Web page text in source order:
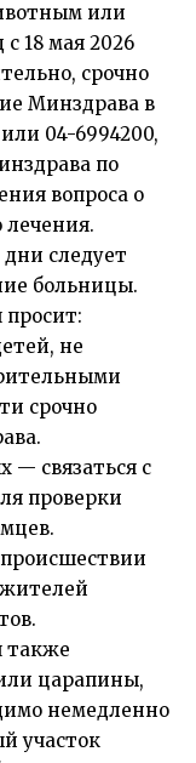
или
18 мая 2026
срочно
Минздрава в
04-6994200,
по
вопроса о
лечения.
следует
больницы.
не
срочно
— связаться с
проверки
также
царапины,
немедленно
участок